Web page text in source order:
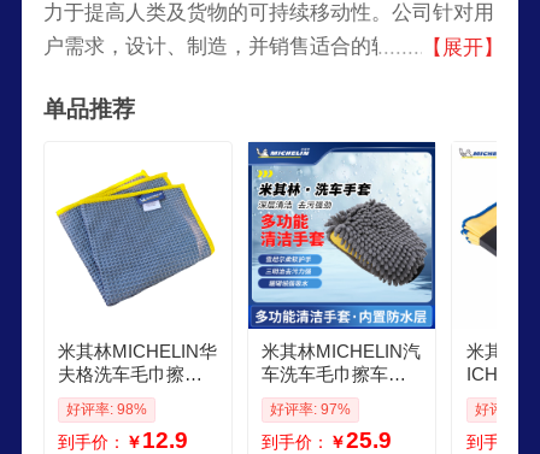
力于提高人类及货物的可持续移动性。公司针对用
户需求，设计、制造，并销售适合的轮胎产品、服
地图及道路地图集，并提供数字化服务，帮助旅行
者获得丰富的资讯，以及独特的出行体验；开发具
有高新技术的材料，推动交通运输行业的发展。
【展开】
单品推荐
米其林MICHELIN华
夫格洗车毛巾擦车
布不掉毛汽车抹布
强吸水毛巾不留痕
好评率: 98%
到手价： ￥12.9
米其林MICHELIN汽
车洗车毛巾擦车毛
巾洗车布抹布吸水
毛巾无痕不掉毛 雪
尼尔洗车手套 2417
好评率: 97%
到手价： ￥25.9
米其林
毛巾车
洗车布
巾 米其
好评率:
到手价：